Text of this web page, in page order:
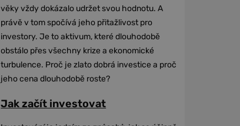
věky vždy dokázalo udržet svou hodnotu. A
právě v tom spočívá jeho přitažlivost pro
investory. Je to aktivum, které dlouhodobě
obstálo přes všechny krize a ekonomické
turbulence. Proč je zlato dobrá investice a proč
jeho cena dlouhodobě roste?
Jak začít investovat